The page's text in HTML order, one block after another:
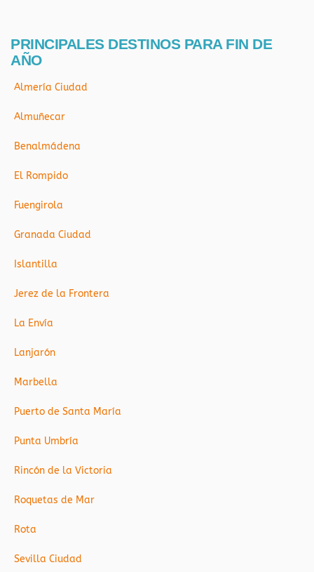
PRINCIPALES DESTINOS PARA FIN DE
AÑO
Almería Ciudad
Almuñecar
Benalmádena
El Rompido
Fuengirola
Granada Ciudad
Islantilla
Jerez de la Frontera
La Envía
Lanjarón
Marbella
Puerto de Santa María
Punta Umbría
Rincón de la Victoria
Roquetas de Mar
Rota
Sevilla Ciudad